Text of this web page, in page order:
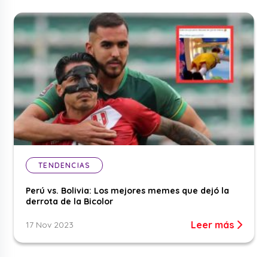
TENDENCIAS
Perú vs. Bolivia: Los mejores memes que dejó la
derrota de la Bicolor
17 Nov 2023 Leer más